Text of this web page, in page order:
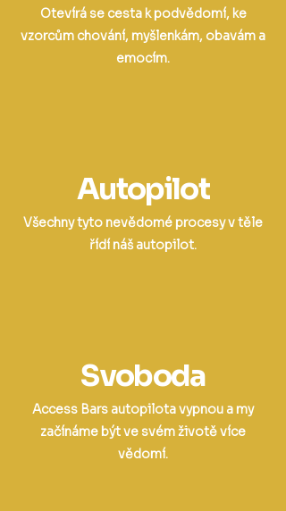
Otevírá se cesta k podvědomí, ke
vzorcům chování, myšlenkám, obavám a
emocím.
Autopilot
Všechny tyto nevědomé procesy v těle
řídí náš autopilot.
Svoboda
Access Bars autopilota vypnou a my
začínáme být ve svém životě více
vědomí.